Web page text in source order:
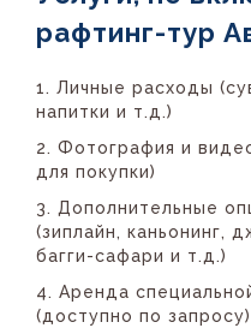
рафтинг-тур
Личные расходы
напитки и т.д.)
Фотография и
для покупки)
Дополнительные
(зиплайн, каньонинг,
багги-сафари и т.д.)
Аренда
(доступно по запросу)